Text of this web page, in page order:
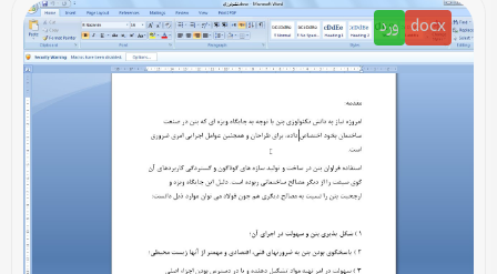
docx ورد